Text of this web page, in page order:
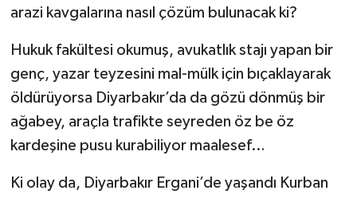
arazi kavgalarına nasıl çözüm bulunacak ki?
Hukuk fakültesi okumuş, avukatlık stajı yapan bir
genç, yazar teyzesini mal-mülk için bıçaklayarak
öldürüyorsa Diyarbakır’da da gözü dönmüş bir
ağabey, araçla trafikte seyreden öz be öz
kardeşine pusu kurabiliyor maalesef…
Ki olay da, Diyarbakır Ergani’de yaşandı Kurban